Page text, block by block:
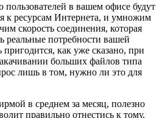
пользователей в вашем офисе будут
к ресурсам Интернета, и умножим
скорость соединения, которая
реальные потребности вашей
как уже сказано, при
больших файлов типа
лишь в том, нужно ли это для
в среднем за месяц, полезно
правильно отнестись к тому,